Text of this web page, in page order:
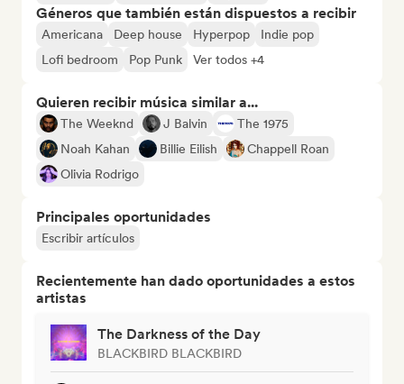
Géneros que también están dispuestos a recibir
Americana Deep house Hyperpop
Indie pop
Lofi bedroom
Pop Punk Ver todos +4
Quieren recibir música similar a...
The Weeknd J Balvin
The 1975
Noah Kahan
Billie Eilish
Chappell Roan
Olivia Rodrigo
Principales oportunidades
Escribir artículos
Recientemente han dado oportunidades a estos
artistas
The Darkness of the Day
BLACKBIRD BLACKBIRD